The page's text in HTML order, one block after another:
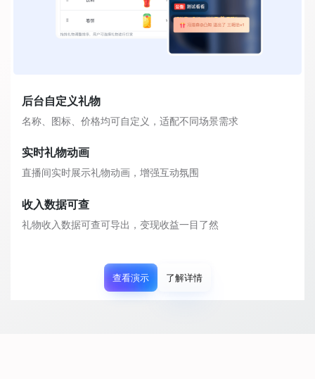
后台自定义礼物
名称、图标、价格均可自定义，适配不同场景需求
实时礼物动画
直播间实时展示礼物动画，增强互动氛围
收入数据可查
礼物收入数据可查可导出，变现收益一目了然
查看演示 了解详情